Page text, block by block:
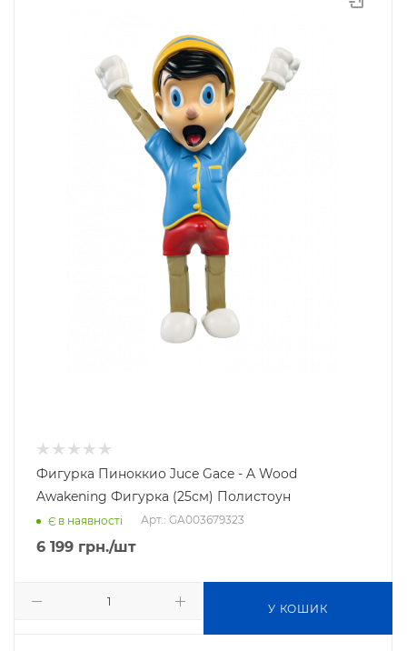
Фигурка Пиноккио Juce Gace - A Wood
Awakening Фигурка (25см) Полистоун
Є в наявності Арт.: GA003679323
6 199 грн./шт
У КОШИК